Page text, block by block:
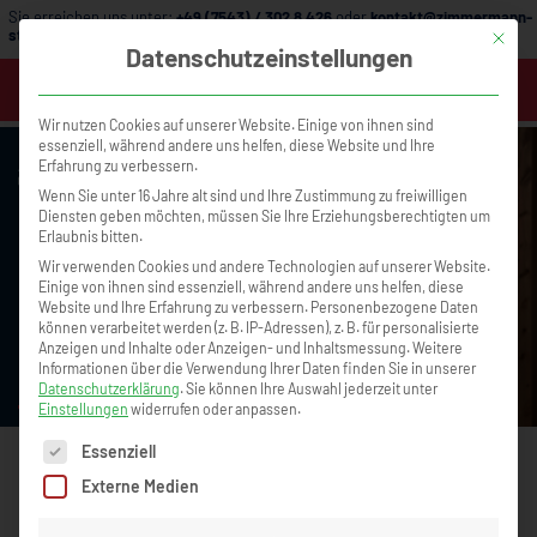
MENÜ
Sie erreichen uns unter:+49 (7543) / 302 8 426oderkontakt@zimmermann-
strategie.de
Büroorganisation, die Zeit spart und
Unternehmen entlastet – mit Tanja Klingen
Podcast Nr. 105
Warum
echten Erfolg sind
Mit
Datenschutzeinstellungen
Wir nutzen Cookies auf unserer Website. Einige von ihnen sind
essenziell, während andere uns helfen, diese Website und Ihre
Erfahrung zu verbessern.
Wenn Sie unter 16 Jahre alt sind und Ihre Zustimmung zu freiwilligen
Diensten geben möchten, müssen Sie Ihre Erziehungsberechtigten um
Erlaubnis bitten.
Wir verwenden Cookies und andere Technologien auf unserer Website.
Einige von ihnen sind essenziell, während andere uns helfen, diese
Website und Ihre Erfahrung zu verbessern. Personenbezogene Daten
können verarbeitet werden (z. B. IP-Adressen), z. B. für personalisierte
Anzeigen und Inhalte oder Anzeigen- und Inhaltsmessung.Weitere
Informationen über die Verwendung Ihrer Daten finden Sie in unserer
Datenschutzerklärung.Sie können Ihre Auswahl jederzeit unter
Einstellungen widerrufen oder anpassen.
Es folgt eine Liste der Service-Gruppen, für die eine
Essenziell
Externe Medien